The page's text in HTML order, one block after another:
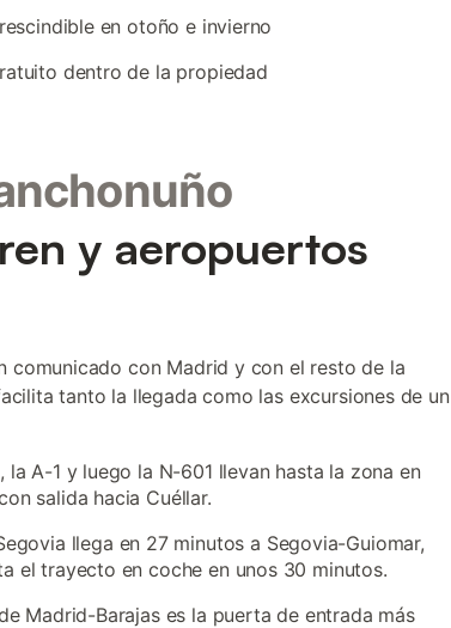
en otoño e invierno
dentro de la propiedad
y aeropuertos
comunicado con Madrid y con el resto de la
tanto la llegada como las excursiones de un
la A-1 y luego la N-601 llevan hasta la zona en
salida hacia Cuéllar.
llega en 27 minutos a Segovia-Guiomar,
el trayecto en coche en unos 30 minutos.
Madrid-Barajas es la puerta de entrada más